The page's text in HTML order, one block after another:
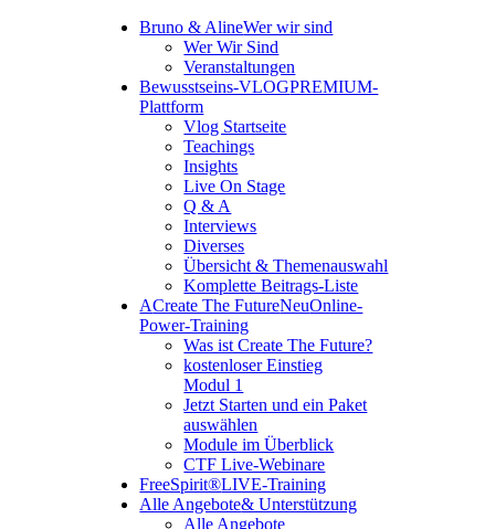
Bruno & AlineWer wir sind
Wer Wir Sind
Veranstaltungen
Bewusstseins-VLOGPREMIUM-
Plattform
Vlog Startseite
Teachings
Insights
Live On Stage
Q & A
Interviews
Diverses
Übersicht & Themenauswahl
Komplette Beitrags-Liste
ACreate The FutureNeuOnline-
Power-Training
Was ist Create The Future?
kostenloser Einstieg
Modul 1
Jetzt Starten und ein Paket
auswählen
Module im Überblick
CTF Live-Webinare
FreeSpirit®LIVE-Training
Alle Angebote& Unterstützung
Alle Angebote